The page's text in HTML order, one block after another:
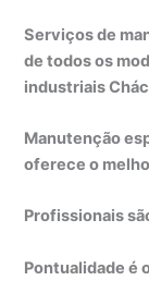
Serviços de
de todos os
industriais
Manutenção
oferece o
Profissionais
Pontualidade é